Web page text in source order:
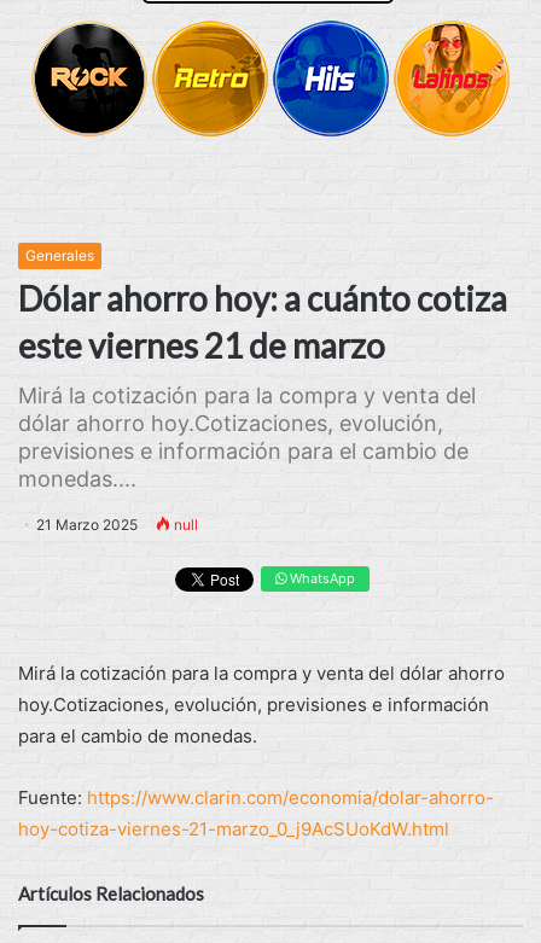
Generales
Dólar ahorro hoy: a cuánto cotiza
este viernes 21 de marzo
Mirá la cotización para la compra y venta del
dólar ahorro hoy.Cotizaciones, evolución,
previsiones e información para el cambio de
monedas....
21 Marzo 2025 null
WhatsApp
Mirá la cotización para la compra y venta del dólar ahorro
hoy.Cotizaciones, evolución, previsiones e información
para el cambio de monedas.
Fuente: https://www.clarin.com/economia/dolar-ahorro-
hoy-cotiza-viernes-21-marzo_0_j9AcSUoKdW.html
Artículos Relacionados